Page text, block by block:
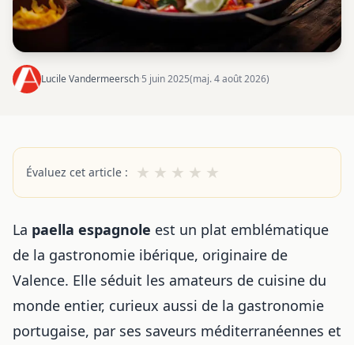
Lucile Vandermeersch·5 juin 2025(maj. 4 août 2026)
Évaluez cet article : ★ ★ ★ ★ ★
La paella espagnole est un plat emblématique
de la gastronomie ibérique, originaire de
Valence. Elle séduit les amateurs de cuisine du
monde entier, curieux aussi de la gastronomie
portugaise, par ses saveurs méditerranéennes et